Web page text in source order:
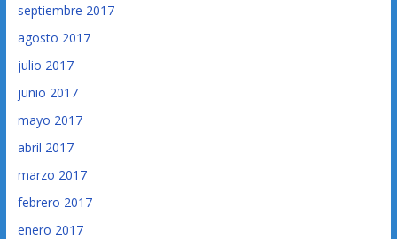
septiembre 2017
agosto 2017
julio 2017
junio 2017
mayo 2017
abril 2017
marzo 2017
febrero 2017
enero 2017